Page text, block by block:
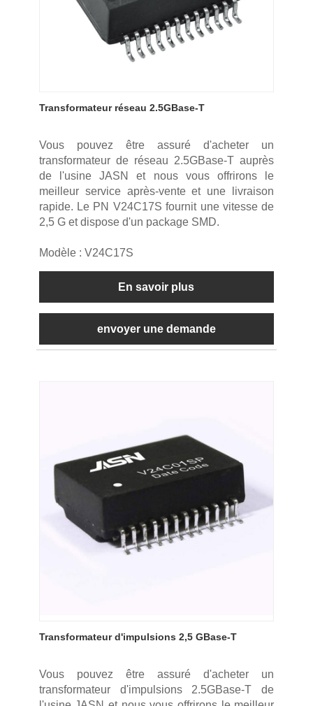
Transformateur réseau 2.5GBase-T
Vous pouvez être assuré d'acheter un
transformateur de réseau 2.5GBase-T auprès
de l'usine JASN et nous vous offrirons le
meilleur service après-vente et une livraison
rapide. Le PN V24C17S fournit une vitesse de
2,5 G et dispose d'un package SMD.
Modèle : V24C17S
En savoir plus
envoyer une demande
Transformateur d'impulsions 2,5 GBase-T
Vous pouvez être assuré d'acheter un
transformateur d'impulsions 2.5GBase-T de